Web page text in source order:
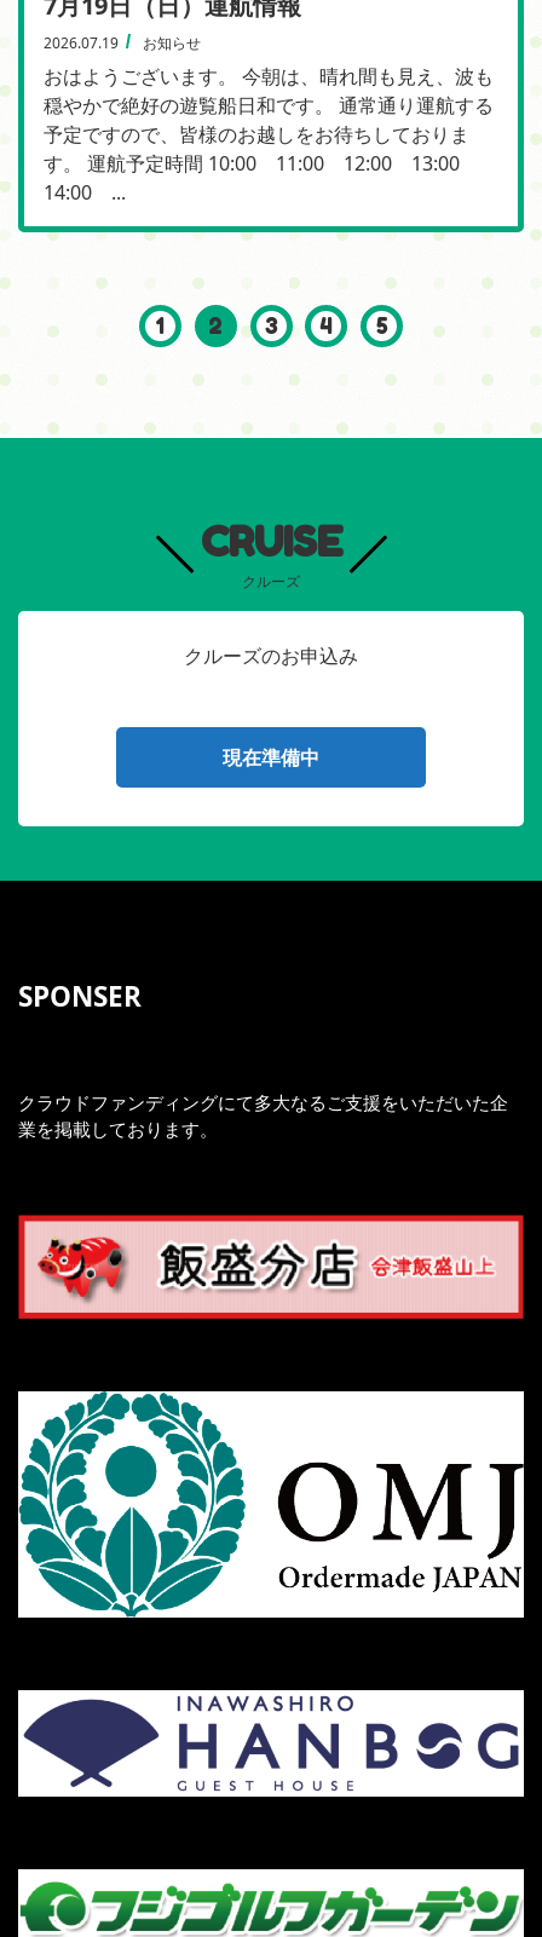
2026.07.19 お知らせ
おはようございます。 今朝は、晴れ間も見え、波も
穏やかで絶好の遊覧船日和です。 通常通り運航する
予定ですので、皆様のお越しをお待ちしておりま
す。 運航予定時間 10:00 11:00 12:00 13:00
14:00 ...
1 2 3 4 5
CRUISE
クルーズ
クルーズのお申込み
現在準備中
SPONSER
クラウドファンディングにて多大なるご支援をいただいた企
業を掲載しております。